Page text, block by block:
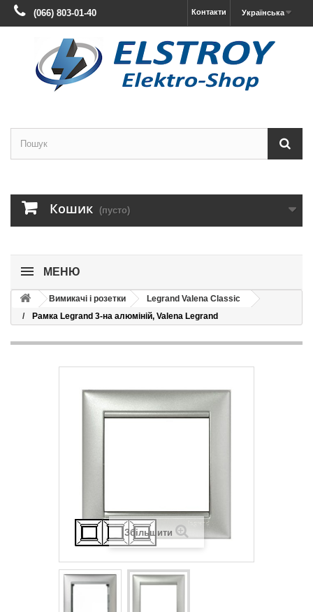
Українська
Контакти
(066) 803-01-40
Кошик (пусто)
МЕНЮ
Вимикачі і розетки
Legrand Valena Classic
Рамка Legrand 3-на алюміній, Valena Legrand
Збільшити